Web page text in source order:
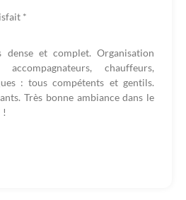
*
dense et complet. Organisation
accompagnateurs, chauffeurs,
: tous compétents et gentils.
Très bonne ambiance dans le
!